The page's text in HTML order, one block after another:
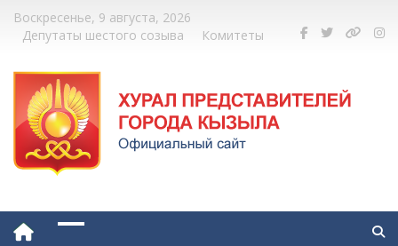
Воскресенье, 9 августа, 2026
Депутаты шестого созыва
Комитеты